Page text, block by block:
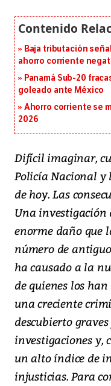
Baja tributación
ahorro corriente
Panamá Sub-20
goleado ante México
Ahorro corriente se
2026
Difícil imaginar,
Policía Nacional y
de hoy. Las
Una investigación
enorme daño que
número de
ha causado a la
de quienes los
una creciente
descubierto
investigaciones y,
un alto índice de
injusticias. Para